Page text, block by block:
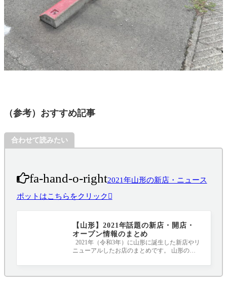
（参考）おすすめ記事
合わせて読みたい
fa-hand-o-right2021年山形の新店・ニュース
ポットはこちらをクリック
【山形】2021年話題の新店・開店・
オープン情報のまとめ
2021年（令和3年）に山形に誕生した新店やリ
ニューアルしたお店のまとめです。 山形のニ